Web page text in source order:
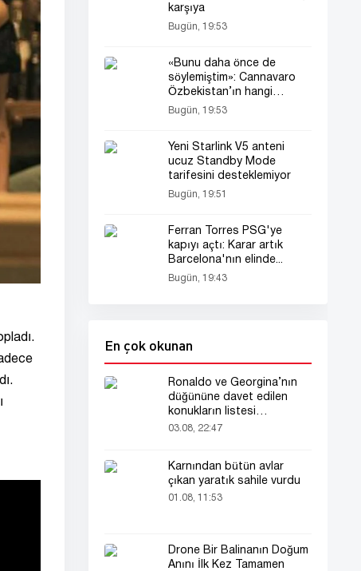
karşıya
Bugün, 19:53
«Bunu daha önce de
söylemiştim»: Cannavaro
Özbekistan’ın hangi
sorununa dikkat çekti?
Bugün, 19:53
Yeni Starlink V5 anteni
ucuz Standby Mode
tarifesini desteklemiyor
Bugün, 19:51
Ferran Torres PSG'ye
kapıyı açtı: Karar artık
Barcelona'nın elinde...
Bugün, 19:43
En çok okunan
Ronaldo ve Georgina’nın
düğününe davet edilen
konukların listesi
gündemde
03.08, 22:47
Karnından bütün avlar
çıkan yaratık sahile vurdu
01.08, 11:53
Drone Bir Balinanın Doğum
Anını İlk Kez Tamamen